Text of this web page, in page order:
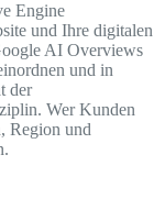
Engine
und Ihre digitalen
AI Overviews
und in
der
Wer Kunden
Region und